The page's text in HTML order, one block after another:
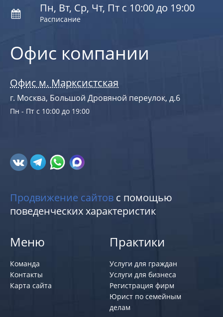
Офис компании
Офис м. Марксистская
г. Москва, Большой Дровяной переулок, д.6
Пн - Пт с 10:00 до 19:00
Пн, Вт, Ср, Чт, Пт с 10:00 до 19:00
Расписание
Продвижение сайтов с помощью
поведенческих характеристик
Меню
Команда
Контакты
Карта сайта
Практики
Услуги для граждан
Услуги для бизнеса
Регистрация фирм
Юрист по семейным
делам